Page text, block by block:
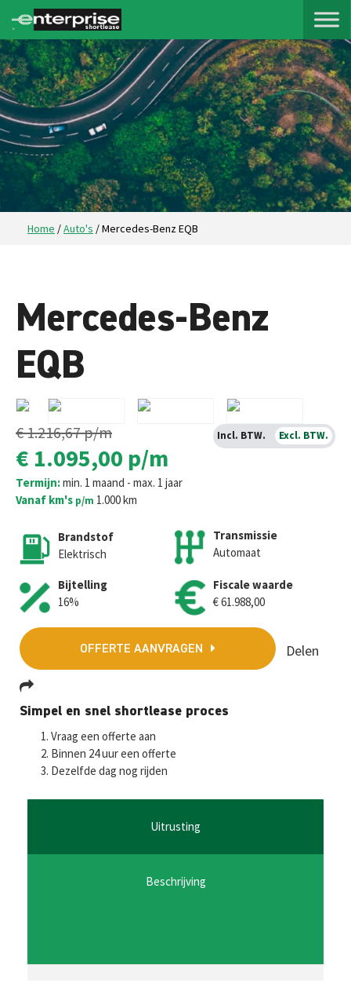
Home /Auto's /Mercedes-Benz EQB
Mercedes-Benz
EQB
€ 1.216,67p/m
€ 1.095,00 p/m
Termijn:min. 1 maand - max. 1 jaar
Vanaf km's p/m 1.000 km
Brandstof
Elektrisch
Bijtelling
16%
Transmissie
Automaat
Fiscale waarde
€ 61.988,00
OFFERTE AANVRAGEN Delen
Fa
ce
b
o
o
T
wi
tt
er
E
m
ai
l
W
h
at
sA
p
p
M
se
ge
r
Simpel en snel shortlease proces
Vraag een offerte aan
Binnen 24 uur een offerte
Dezelfde dag nog rijden
Incl. BTW. Excl. BTW.
Uitrusting
Beschrijving